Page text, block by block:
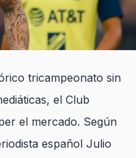
tricampeonato sin
el Club
el mercado. Según
español Julio